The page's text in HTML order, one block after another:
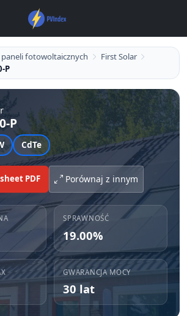
paneli fotowoltaicznych
First Solar
P
P
CdTe
PDF Porównaj z innym
SPRAWNOŚĆ
19.00%
GWARANCJA MOCY
30 lat